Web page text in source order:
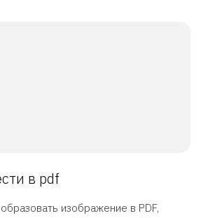
в pdf
изображение в PDF,